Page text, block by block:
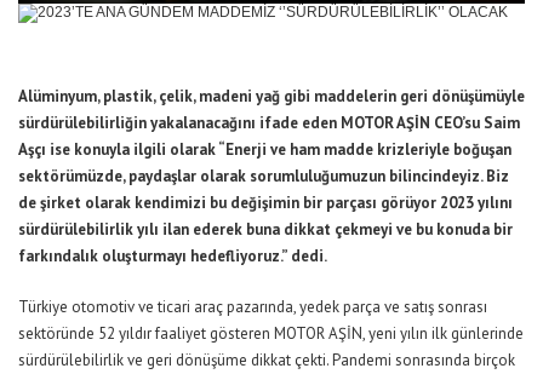
Alüminyum, plastik, çelik, madeni yağ gibi maddelerin geri dönüşümüyle
sürdürülebilirliğin yakalanacağını ifade eden MOTOR AŞİN CEO’su Saim
Aşçı ise konuyla ilgili olarak “Enerji ve ham madde krizleriyle boğuşan
sektörümüzde, paydaşlar olarak sorumluluğumuzun bilincindeyiz. Biz
de şirket olarak kendimizi bu değişimin bir parçası görüyor 2023 yılını
sürdürülebilirlik yılı ilan ederek buna dikkat çekmeyi ve bu konuda bir
farkındalık oluşturmayı hedefliyoruz.” dedi.
Türkiye otomotiv ve ticari araç pazarında, yedek parça ve satış sonrası
sektöründe 52 yıldır faaliyet gösteren MOTOR AŞİN, yeni yılın ilk günlerinde
sürdürülebilirlik ve geri dönüşüme dikkat çekti. Pandemi sonrasında birçok